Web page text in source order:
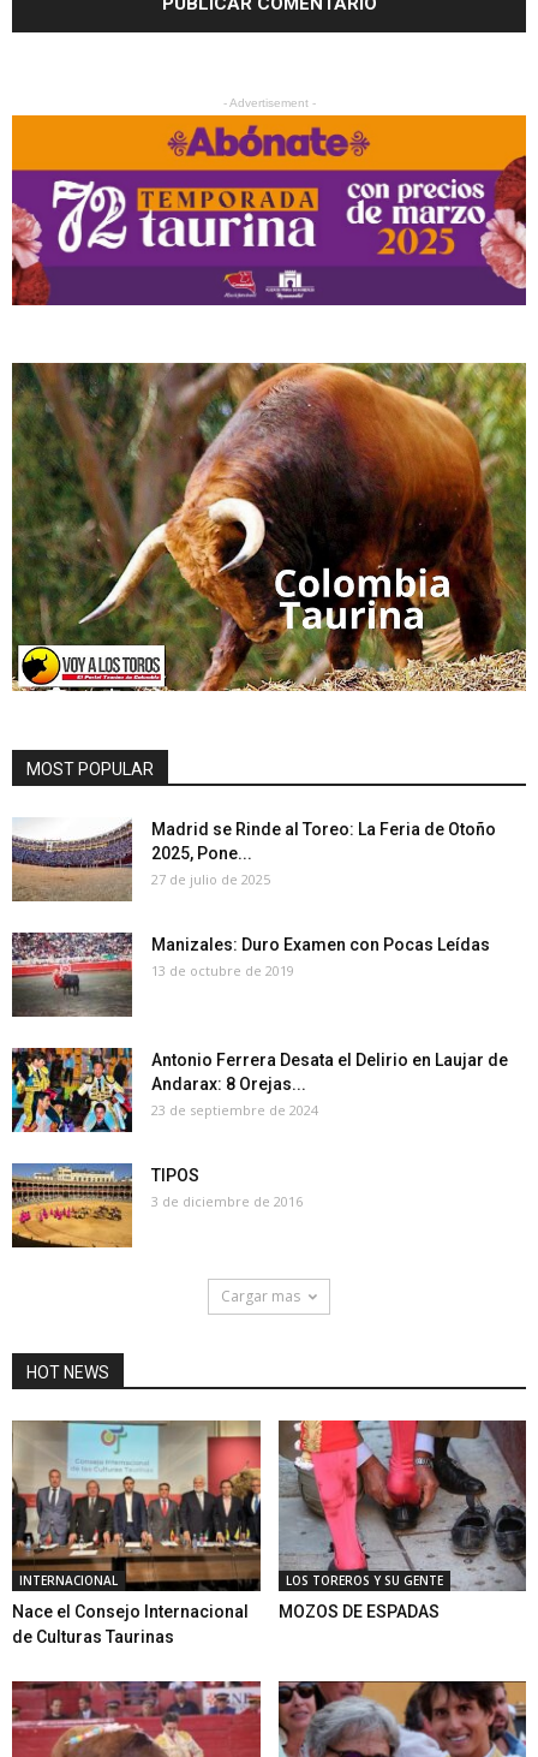
- Advertisement -
MOST POPULAR
Madrid se Rinde al Toreo: La Feria de Otoño
2025, Pone...
27 de julio de 2025
Manizales: Duro Examen con Pocas Leídas
13 de octubre de 2019
Antonio Ferrera Desata el Delirio en Laujar de
Andarax: 8 Orejas...
23 de septiembre de 2024
TIPOS
3 de diciembre de 2016
Cargar mas
HOT NEWS
INTERNACIONAL
Nace el Consejo Internacional
de Culturas Taurinas
LOS TOREROS Y SU GENTE
MOZOS DE ESPADAS